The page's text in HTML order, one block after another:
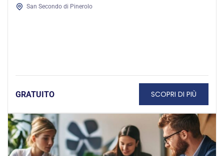
San Secondo di Pinerolo
GRATUITO SCOPRI DI PIÙ